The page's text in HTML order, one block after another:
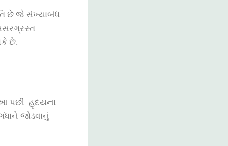
છે જે સંખ્યાબંધ
છે.
આ પછી હૃદયના
જોડવાનું